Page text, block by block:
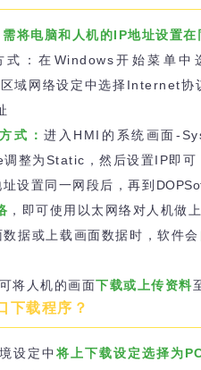
需将电脑和人机的IP地址设置在
式：在Windows开始菜单
域网络设定中选择Internet协
式：进入HMI的系统画面-
整为Static，然后设置IP即可
设置同一网段后，再到
，即可使用以太网络对人机做
据或上载画面数据时，软件会
将人机的画面下载或上传资料
下载程序？
设定中将上下载设定选择为